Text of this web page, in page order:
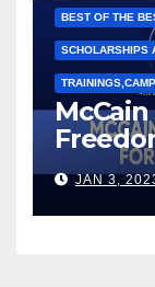
BEST OF THE
SCHOLARSHIPS
JAN 3,